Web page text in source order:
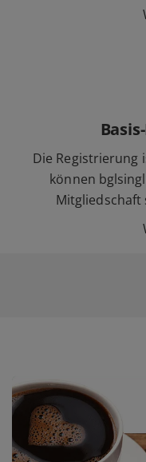
Die Registrierung
können
Mitgliedschaft